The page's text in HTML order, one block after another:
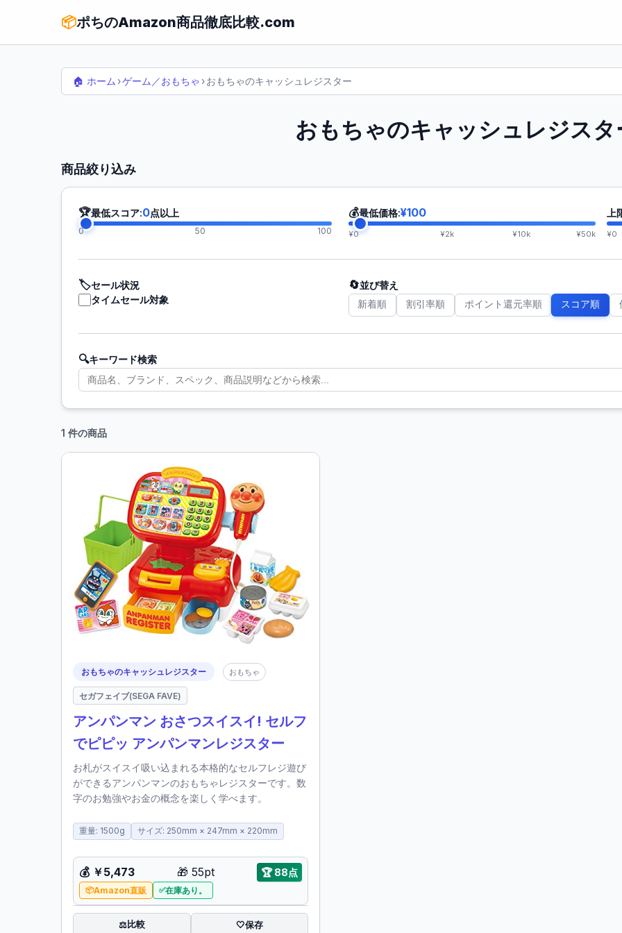
📦ポちのAmazon商品徹底比較.com
🏠 ホーム ›ゲーム／おもちゃ ›おもちゃのキャッシュレジスター
おもちゃのキャッシュレジスタ
商品絞り込み
🏆最低スコア:0点以上
0 50 100
💰最低価格:¥100
¥0 ¥2k ¥10k ¥50k ¥0
🏷️セール状況
タイムセール対象
🔄並び替え
新着順 割引率順 ポイント還元率順 スコア順
🔍キーワード検索
1 件の商品
おもちゃのキャッシュレジスター おもちゃ
セガフェイブ(SEGA FAVE)
アンパンマン おさつスイスイ! セルフ
でピピッ アンパンマンレジスター
お札がスイスイ吸い込まれる本格的なセルフレジ遊び
ができるアンパンマンのおもちゃレジスターです。数
字のお勉強やお金の概念を楽しく学べます。
重量: 1500g サイズ: 250mm × 247mm × 220mm
💰 ￥5,473 🎁 55pt 🏆88点
Amazon直販 在庫あり。
⚖️比較 🤍保存